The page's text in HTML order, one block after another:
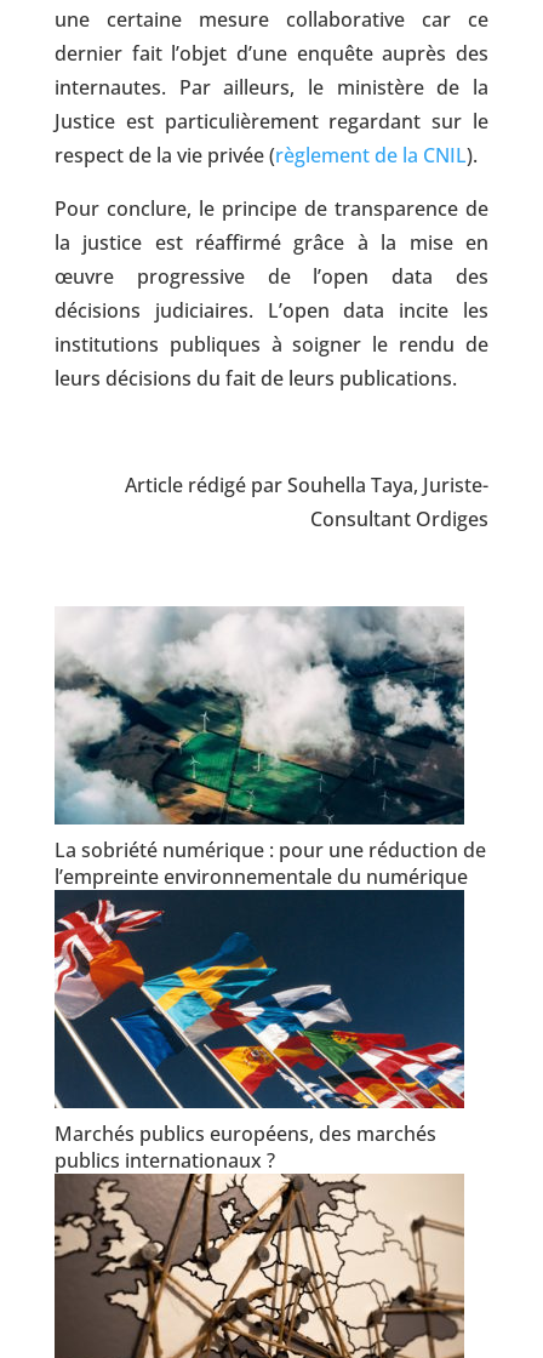
une certaine mesure collaborative car ce
dernier fait l’objet d’une enquête auprès des
internautes. Par ailleurs, le ministère de la
Justice est particulièrement regardant sur le
respect de la vie privée (règlement de la CNIL).
Pour conclure, le principe de transparence de
la justice est réaffirmé grâce à la mise en
œuvre progressive de l’open data des
décisions judiciaires. L’open data incite les
institutions publiques à soigner le rendu de
leurs décisions du fait de leurs publications.
Article rédigé par Souhella Taya, Juriste-
Consultant Ordiges
La sobriété numérique : pour une réduction de
l’empreinte environnementale du numérique
Marchés publics européens, des marchés
publics internationaux ?